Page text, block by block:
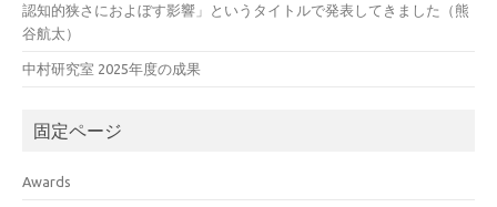
認知的狭さにおよぼす影響」というタイトルで発表してきました（熊
谷航太）
中村研究室 2025年度の成果
固定ページ
Awards